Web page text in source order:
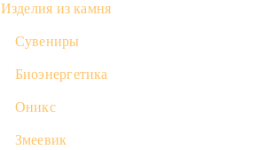
Изделия из камня
Сувениры
Биоэнергетика
Оникс
Змеевик